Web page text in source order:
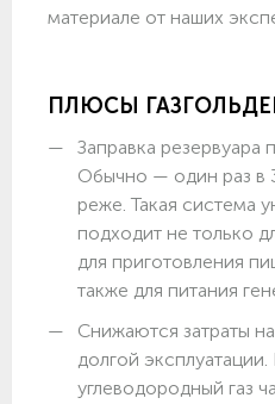
материале от наших
ПЛЮСЫ
Заправка резервуара
Обычно — один раз в
реже. Такая система
подходит не только
для приготовления
также для питания
Снижаются затраты
долгой
углеводородный газ